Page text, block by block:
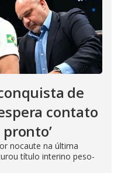
de
contato
pronto’
nocaute na última
título interino peso-